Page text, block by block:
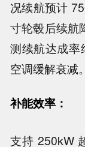
况续航预计
寸轮毂后续
测续航达成率
空调缓解衰减。
补能效率：
支持 250kW